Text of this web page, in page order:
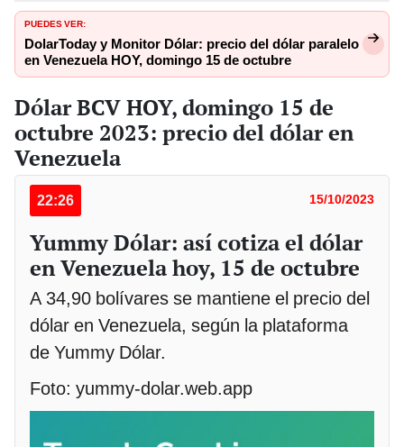
PUEDES VER:
DolarToday y Monitor Dólar: precio del dólar paralelo
en Venezuela HOY, domingo 15 de octubre
Dólar BCV HOY, domingo 15 de
octubre 2023: precio del dólar en
Venezuela
22:26 15/10/2023
Yummy Dólar: así cotiza el dólar
en Venezuela hoy, 15 de octubre
A 34,90 bolívares se mantiene el precio del
dólar en Venezuela, según la plataforma
de Yummy Dólar.
Foto: yummy-dolar.web.app